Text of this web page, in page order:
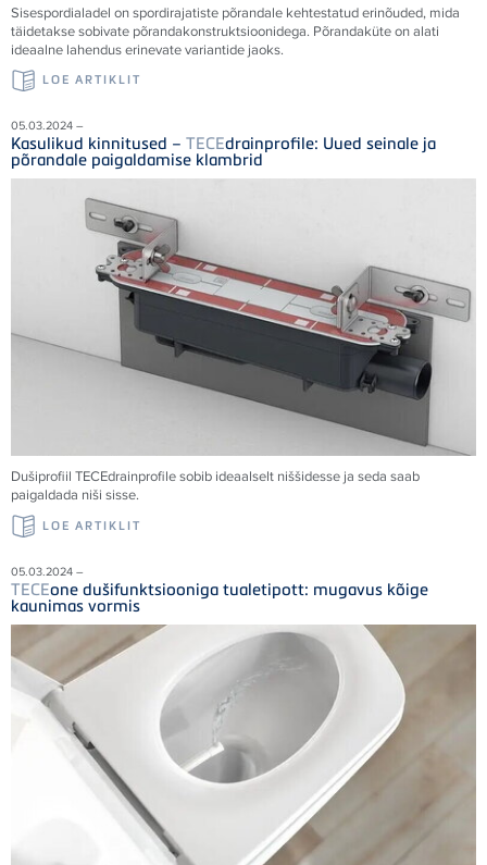
Sisespordialadel on spordirajatiste põrandale kehtestatud erinõuded, mida
täidetakse sobivate põrandakonstruktsioonidega. Põrandaküte on alati
ideaalne lahendus erinevate variantide jaoks.
LOE ARTIKLIT
05.03.2024 –
Kasulikud kinnitused – TECEdrainprofile: Uued seinale ja
põrandale paigaldamise klambrid
Dušiprofiil TECEdrainprofile sobib ideaalselt niššidesse ja seda saab
paigaldada niši sisse.
LOE ARTIKLIT
05.03.2024 –
TECEone dušifunktsiooniga tualetipott: mugavus kõige
kaunimas vormis